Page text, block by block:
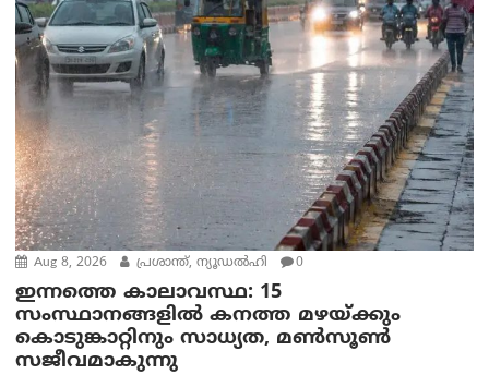
Aug 8, 2026 പ്രശാന്ത്, ന്യൂഡല്‍ഹി 0
ഇന്നത്തെ കാലാവസ്ഥ: 15
സംസ്ഥാനങ്ങളിൽ കനത്ത മഴയ്ക്കും
കൊടുങ്കാറ്റിനും സാധ്യത, മൺസൂൺ
സജീവമാകുന്നു